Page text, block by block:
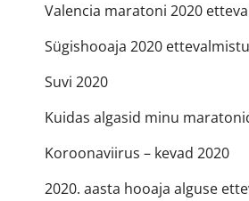
Valencia maratoni 2020
Sügishooaja 2020
Suvi 2020
Kuidas algasid minu
Koroonaviirus – kevad 2020
2020. aasta hooaja alguse